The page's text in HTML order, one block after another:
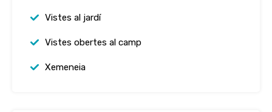
Vistes al jardí
Vistes obertes al camp
Xemeneia